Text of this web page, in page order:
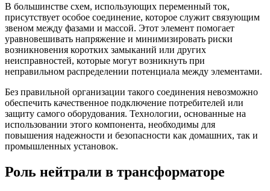
В большинстве схем, использующих переменный ток,
присутствует особое соединение, которое служит связующим
звеном между фазами и массой. Этот элемент помогает
уравновешивать напряжение и минимизировать риски
возникновения коротких замыканий или других
неисправностей, которые могут возникнуть при
неправильном распределении потенциала между элементами.
Без правильной организации такого соединения невозможно
обеспечить качественное подключение потребителей или
защиту самого оборудования. Технологии, основанные на
использовании этого компонента, необходимы для
повышения надежности и безопасности как домашних, так и
промышленных установок.
Роль нейтрали в трансформаторе